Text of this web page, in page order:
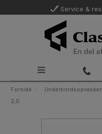
Service &
Forside Underbordsopvasker
2,0